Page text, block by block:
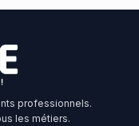
professionnels.
les métiers.